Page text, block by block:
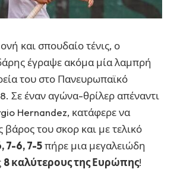
και σπουδαίο τένις, ο
έγραψε ακόμα μία λαμπρή
του στο Πανευρωπαϊκό
Σε έναν αγώνα-θρίλερ απέναντι
Hernandez, κατάφερε να
βάρος του σκορ και με τελικό
7-6, 7-5πήρε μια μεγαλειώδη
8 καλύτερους της Ευρώπης!